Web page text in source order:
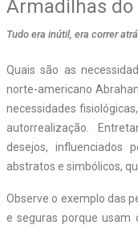
Armadilhas do
Tudo era inútil, era correr
Quais são as
norte-americano
necessidades
autorrealização.
desejos, influenciados
abstratos e simbólicos,
Observe o exemplo das
e seguras porque usam